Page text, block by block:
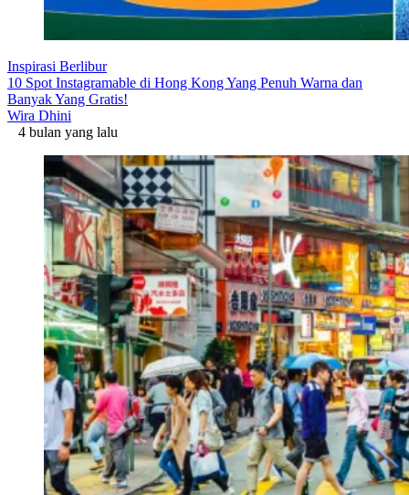
Inspirasi Berlibur
10 Spot Instagramable di Hong Kong Yang Penuh Warna dan
Banyak Yang Gratis!
Wira Dhini
4 bulan yang lalu